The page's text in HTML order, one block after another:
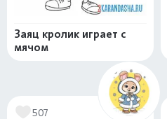
Заяц кролик играет с
мячом
507